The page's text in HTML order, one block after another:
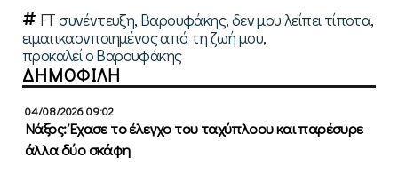
FT συνέντευξη, Βαρουφάκης,δεν μου λείπει τίποτα,
ειμαι ικαονποιημένος από τη ζωή μου,
προκαλεί ο Βαρουφάκης
ΔΗΜΟΦΙΛΗ
04/08/2026 09:02
Νάξος: Έχασε το έλεγχο του ταχύπλοου και παρέσυρε
άλλα δύο σκάφη